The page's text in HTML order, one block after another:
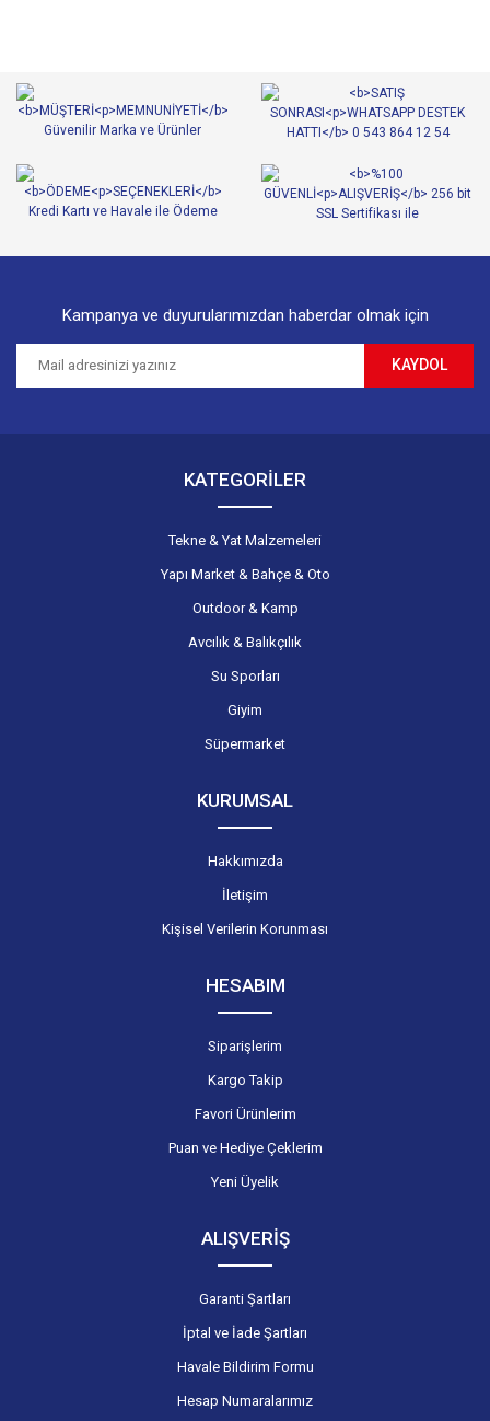
Kampanya ve duyurularımızdan haberdar olmak için
KAYDOL
KATEGORİLER
Tekne & Yat Malzemeleri
Yapı Market & Bahçe & Oto
Outdoor & Kamp
Avcılık & Balıkçılık
Su Sporları
Giyim
Süpermarket
KURUMSAL
Hakkımızda
İletişim
Kişisel Verilerin Korunması
HESABIM
Siparişlerim
Kargo Takip
Favori Ürünlerim
Puan ve Hediye Çeklerim
Yeni Üyelik
ALIŞVERİŞ
Garanti Şartları
İptal ve İade Şartları
Havale Bildirim Formu
Hesap Numaralarımız